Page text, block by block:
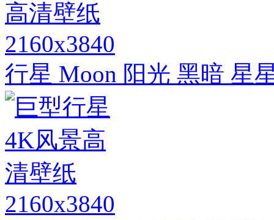
2160x3840
行星 Moon 阳光 黑暗 星
2160x3840